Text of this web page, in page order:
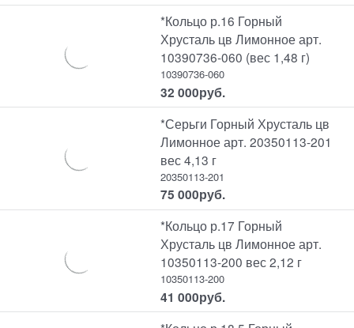
*Кольцо р.16 Горный
Хрусталь цв Лимонное арт.
10390736-060 (вес 1,48 г)
10390736-060
32 000руб.
*Серьги Горный Хрусталь цв
Лимонное арт. 20350113-201
вес 4,13 г
20350113-201
75 000руб.
*Кольцо р.17 Горный
Хрусталь цв Лимонное арт.
10350113-200 вес 2,12 г
10350113-200
41 000руб.